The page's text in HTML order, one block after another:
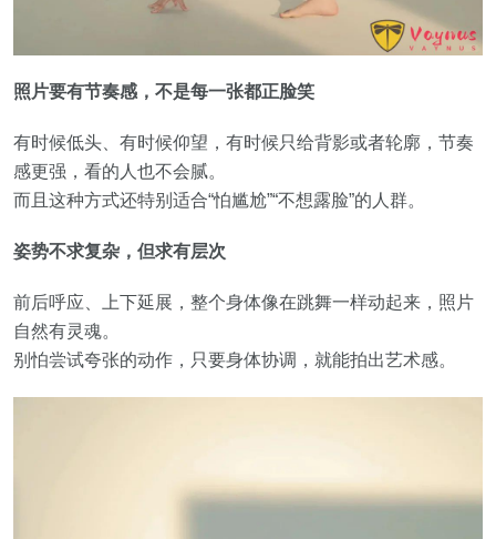
照片要有节奏感，不是每一张都正脸笑
有时候低头、有时候仰望，有时候只给背影或者轮廓，节奏
感更强，看的人也不会腻。
而且这种方式还特别适合“怕尴尬”“不想露脸”的人群。
姿势不求复杂，但求有层次
前后呼应、上下延展，整个身体像在跳舞一样动起来，照片
自然有灵魂。
别怕尝试夸张的动作，只要身体协调，就能拍出艺术感。